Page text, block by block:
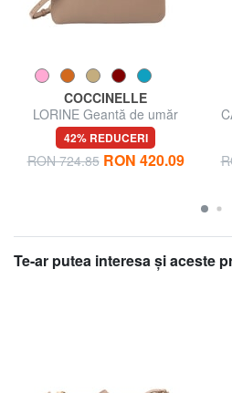
COCCINELLE
LORINE Geantă de umăr
42% REDUCERI
RON 724.85 RON 420.09
Te-ar putea interesa şi aceste